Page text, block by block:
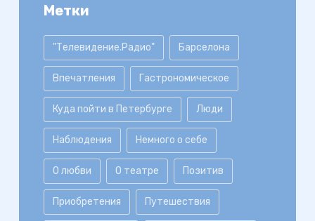
Метки
"Телевидение.Радио" Барселона
Впечатления Гастрономическое
Куда пойти в Петербурге Люди
Наблюдения Немного о себе
О любви О театре Позитив
Приобретения Путешествия